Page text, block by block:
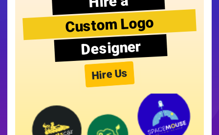
Custom Logo
Designer
Hire Us